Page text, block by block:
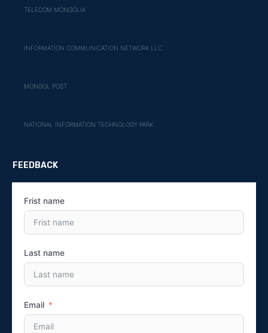
TELECOM MONGOLIA
INFORMATION COMMUNICATION NETWORK LLC
MONGOL POST
NATIONAL INFORMATION TECHNOLOGY PARK
FEEDBACK
Frist name
Last name
Email